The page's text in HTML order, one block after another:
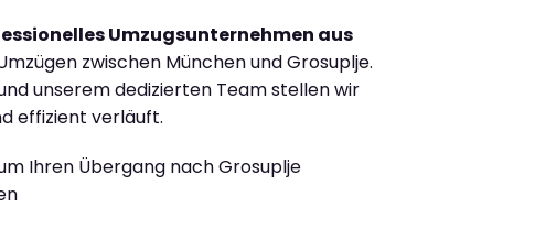
Umzugsunternehmen aus
zwischen München und Grosuplje.
unserem dedizierten Team stellen wir
effizient verläuft.
Ihren Übergang nach Grosuplje